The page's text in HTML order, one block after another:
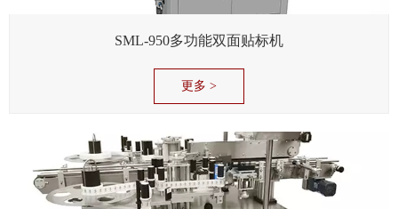
SML-950多功能双面贴标机
更多 >